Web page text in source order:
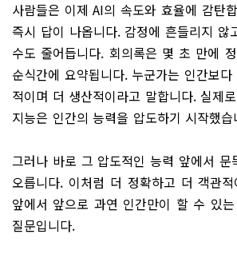
사람들은 이제 AI의 속도와 효율에 감탄
즉시 답이 나옵니다. 감정에 흔들리지 않
수도 줄어듭니다. 회의록은 몇 초 만에
순식간에 요약됩니다. 누군가는 인간보
적이며 더 생산적이라고 말합니다. 실제
지능은 인간의 능력을 압도하기 시작했습
그러나 바로 그 압도적인 능력 앞에서
오릅니다. 이처럼 더 정확하고 더 객관
앞에서 앞으로 과연 인간만이 할 수 있
질문입니다.